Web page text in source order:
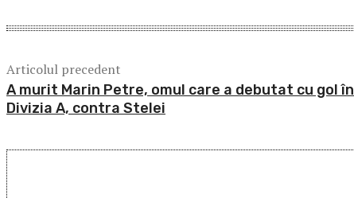
Articolul precedent
A murit Marin Petre, omul care a debutat cu gol în
Divizia A, contra Stelei